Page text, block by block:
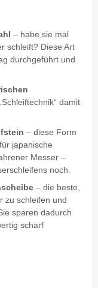
– habe sie mal
schleift? Diese Art
durchgeführt und
damit
– diese Form
japanische
Messer –
noch.
– die beste,
zu schleifen und
sparen dadurch
scharf